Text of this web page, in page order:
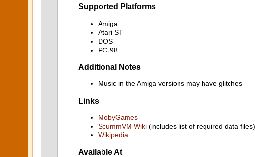
Supported Platforms
Amiga
Atari ST
DOS
PC-98
Additional Notes
Music in the Amiga versions may have glitches
Links
MobyGames
ScummVM Wiki (includes list of required data files)
Wikipedia
Available At